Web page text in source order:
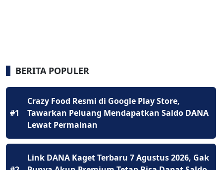
BERITA POPULER
#1
Crazy Food Resmi di Google Play Store,
Tawarkan Peluang Mendapatkan Saldo DANA
Lewat Permainan
Link DANA Kaget Terbaru 7 Agustus 2026, Gak